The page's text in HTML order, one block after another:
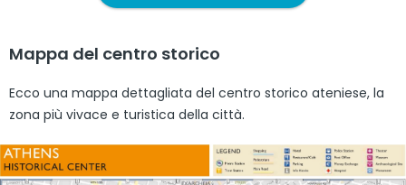
Mappa del centro storico
Ecco una mappa dettagliata del centro storico ateniese, la
zona più vivace e turistica della città.